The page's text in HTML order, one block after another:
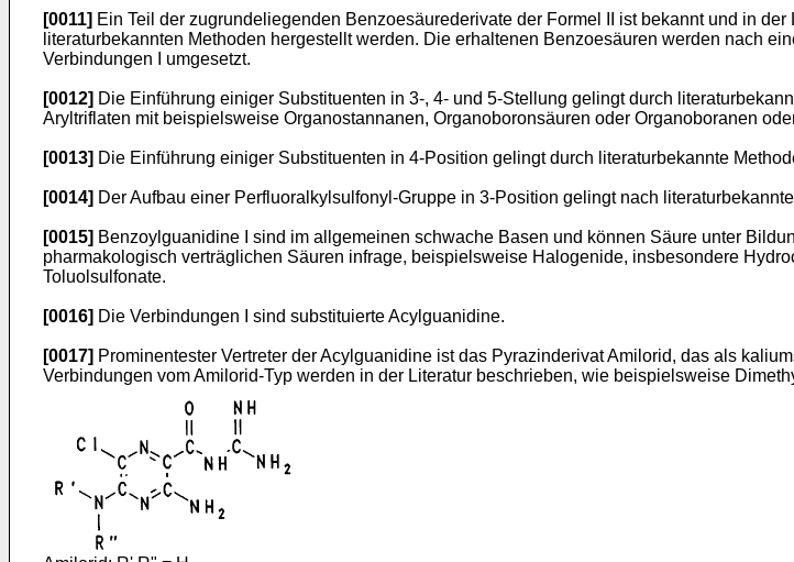
[0011] Ein Teil der zugrundeliegenden Benzoesäurederivate der Formel II ist bekannt und in
literaturbekannten Methoden hergestellt werden. Die erhaltenen Benzoesäuren werden nach
Verbindungen I umgesetzt.
[0012] Die Einführung einiger Substituenten in 3-, 4- und 5-Stellung gelingt durch
Aryltriflaten mit beispielsweise Organostannanen, Organoboronsäuren oder Organoboranen
[0013] Die Einführung einiger Substituenten in 4-Position gelingt durch literaturbekannte
[0014] Der Aufbau einer Perfluoralkylsulfonyl-Gruppe in 3-Position gelingt nach
[0015] Benzoylguanidine I sind im allgemeinen schwache Basen und können Säure unter
pharmakologisch verträglichen Säuren infrage, beispielsweise Halogenide, insbesondere
Toluolsulfonate.
[0016] Die Verbindungen I sind substituierte Acylguanidine.
[0017] Prominentester Vertreter der Acylguanidine ist das Pyrazinderivat Amilorid, das als
Verbindungen vom Amilorid-Typ werden in der Literatur beschrieben, wie beispielsweise